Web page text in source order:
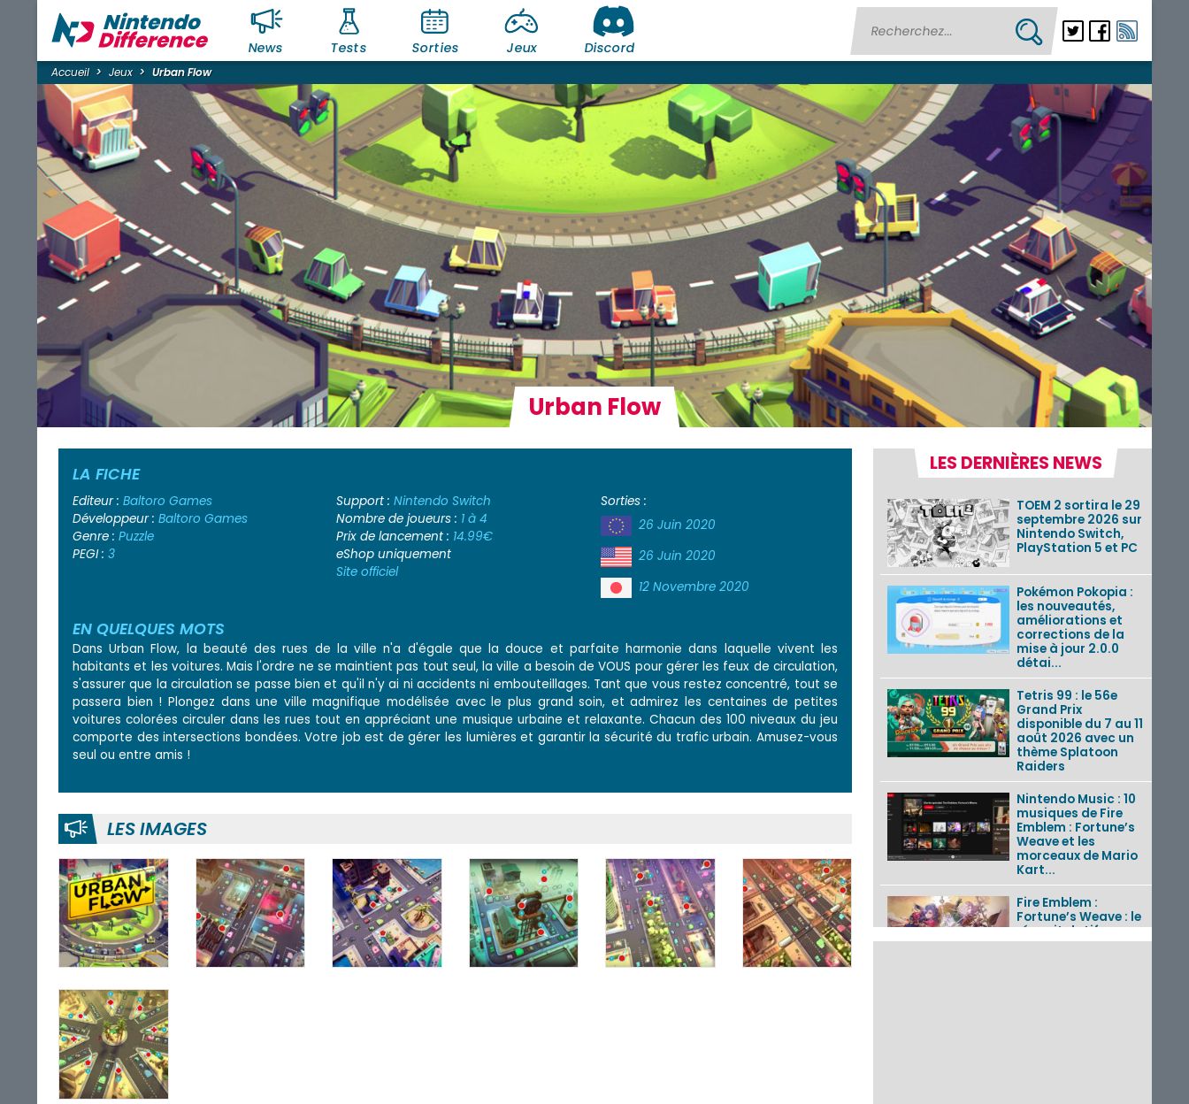
News Tests Sorties Jeux Discord
Accueil Jeux Urban Flow
Urban Flow
LA FICHE
Editeur : Baltoro Games
Développeur : Baltoro Games
Genre : Puzzle
PEGI : 3
Support :Nintendo Switch
Nombre de joueurs : 1 à 4
Prix de lancement : 14.99€
eShop uniquement
Site officiel
Sorties :
26 Juin 2020
26 Juin 2020
12 Novembre 2020
EN QUELQUES MOTS
Dans Urban Flow, la beauté des rues de la ville n'a d'égale que la douce et parfaite harmonie dans laquelle vivent les
habitants et les voitures. Mais l'ordre ne se maintient pas tout seul, la ville a besoin de VOUS pour gérer les feux de circulation,
s'assurer que la circulation se passe bien et qu'il n'y ai ni accidents ni embouteillages. Tant que vous restez concentré, tout se
passera bien ! Plongez dans une ville magnifique modélisée avec le plus grand soin, et admirez les centaines de petites
voitures colorées circuler dans les rues tout en appréciant une musique urbaine et relaxante. Chacun des 100 niveaux du jeu
comporte des intersections bondées. Votre job est de gérer les lumières et garantir la sécurité du trafic urbain. Amusez-vous
seul ou entre amis !
LES IMAGES
LES DERNIÈRES NEWS
TOEM 2 sortira le 29
septembre 2026 sur
Nintendo Switch,
PlayStation 5 et PC
Pokémon Pokopia :
les nouveautés,
améliorations et
corrections de la
mise à jour 2.0.0
détai...
Tetris 99 : le 56e
Grand Prix
disponible du 7 au 11
août 2026 avec un
thème Splatoon
Raiders
Nintendo Music : 10
musiques de Fire
Emblem : Fortune’s
Weave et les
morceaux de Mario
Kart...
Fire Emblem :
Fortune’s Weave : le
récapitulatif
complet du Direct,